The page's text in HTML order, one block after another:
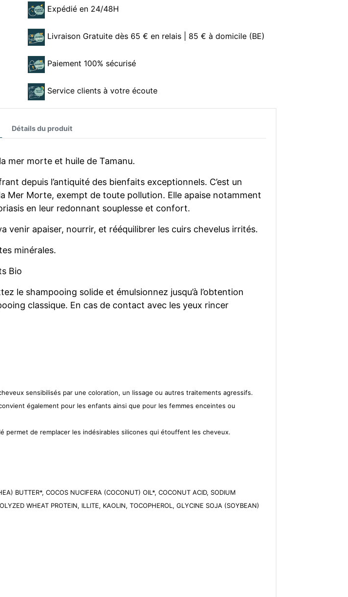
Expédié en 24/48H
Livraison Gratuite dès 65 € en relais | 85 € à domicile (BE)
Paiement 100% sécurisé
Service clients à votre écoute
Détails du produit
mer morte et huile de Tamanu.
depuis l’antiquité des bienfaits exceptionnels. C’est un
Mer Morte, exempt de toute pollution. Elle apaise notamment
en leur redonnant souplesse et confort.
venir apaiser, nourrir, et rééquilibrer les cuirs chevelus irrités.
minérales.
Bio
le shampooing solide et émulsionnez jusqu’à l’obtention
classique. En cas de contact avec les yeux rincer
sensibilisés par une coloration, un lissage ou autres traitements agressifs.
également pour les enfants ainsi que pour les femmes enceintes ou
permet de remplacer les indésirables silicones qui étouffent les cheveux.
BUTTER*, COCOS NUCIFERA (COCONUT) OIL*, COCONUT ACID, SODIUM
WHEAT PROTEIN, ILLITE, KAOLIN, TOCOPHEROL, GLYCINE SOJA (SOYBEAN)